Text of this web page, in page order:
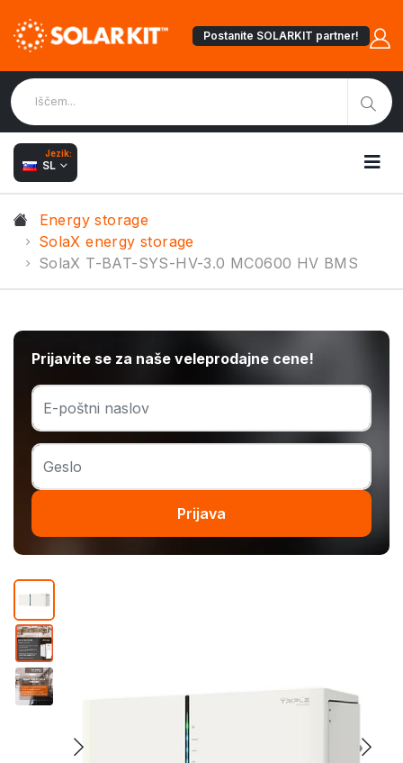
Postanite SOLARKIT partner!
Jezik:
SL
Energy storage
SolaX energy storage
SolaX T-BAT-SYS-HV-3.0 MC0600 HV BMS
Prijavite se za naše veleprodajne cene!
Prijava